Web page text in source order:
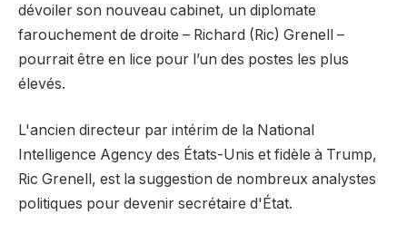
dévoiler son nouveau cabinet, un diplomate
farouchement de droite – Richard (Ric) Grenell –
pourrait être en lice pour l’un des postes les plus
élevés.
L'ancien directeur par intérim de la National
Intelligence Agency des États-Unis et fidèle à Trump,
Ric Grenell, est la suggestion de nombreux analystes
politiques pour devenir secrétaire d'État.